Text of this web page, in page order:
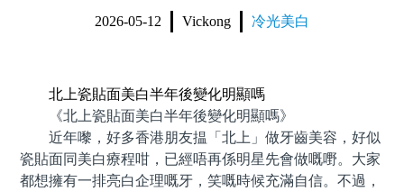
收費標準 change standard
2026-05-12 Vickong 冷光美白
北上瓷貼面美白半年後變化明顯嗎
《北上瓷貼面美白半年後變化明顯嗎》
近年嚟，好多香港朋友揾「北上」做牙齒美容，好似
瓷貼面同美白療程咁，已經唔再係明星先會做嘅嘢。大家
都想擁有一排亮白企理嘅牙，笑嘅時候充滿自信。不過，